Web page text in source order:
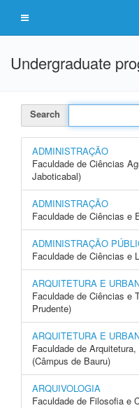
Undergraduate
Search
ADMINISTRAÇÃO
Faculdade de Ciências
Jaboticabal)
ADMINISTRAÇÃO
Faculdade de Ciências e
ADMINISTRAÇÃO
Faculdade de Ciências e
ARQUITETURA E
Faculdade de Ciências e
Prudente)
ARQUITETURA E
Faculdade de
(Câmpus de Bauru)
ARQUIVOLOGIA
Faculdade de Filosofia e